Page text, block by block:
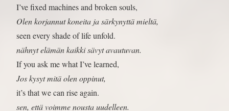
I’ve fixed machines and broken souls,
Olen korjannut koneita ja särkynyttä mieltä,
seen every shade of life unfold.
nähnyt elämän kaikki sävyt avautuvan.
If you ask me what I’ve learned,
Jos kysyt mitä olen oppinut,
it’s that we can rise again.
sen, että voimme nousta uudelleen.